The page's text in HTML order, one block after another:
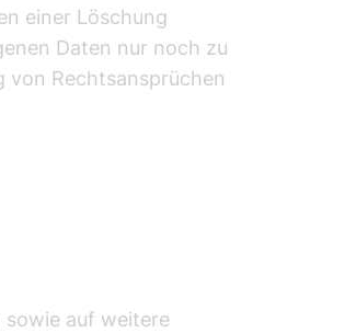
einer Löschung
Daten nur noch zu
von Rechtsansprüchen
sowie auf weitere